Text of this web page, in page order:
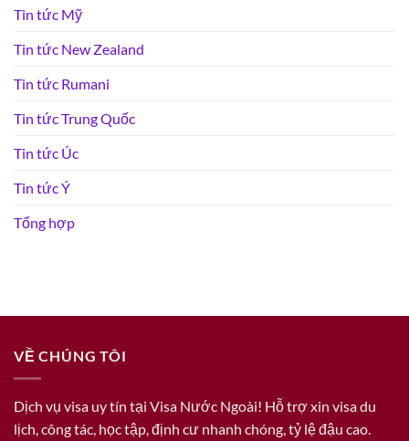
Tin tức Mỹ
Tin tức New Zealand
Tin tức Rumani
Tin tức Trung Quốc
Tin tức Úc
Tin tức Ý
Tổng hợp
VỀ CHÚNG TÔI
Dịch vụ visa uy tín tại Visa Nước Ngoài! Hỗ trợ xin visa du
lịch, công tác, học tập, định cư nhanh chóng, tỷ lệ đậu cao.